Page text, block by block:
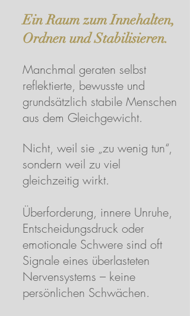
Ein Raum zum Innehalten,
Ordnen und Stabilisieren.
Manchmal geraten selbst
reflektierte, bewusste und
grundsätzlich stabile Menschen
aus dem Gleichgewicht.
Nicht, weil sie „zu wenig tun“,
sondern weil zu viel
gleichzeitig wirkt.
Überforderung, innere Unruhe,
Entscheidungsdruck oder
emotionale Schwere sind oft
Signale eines überlasteten
Nervensystems – keine
persönlichen Schwächen.